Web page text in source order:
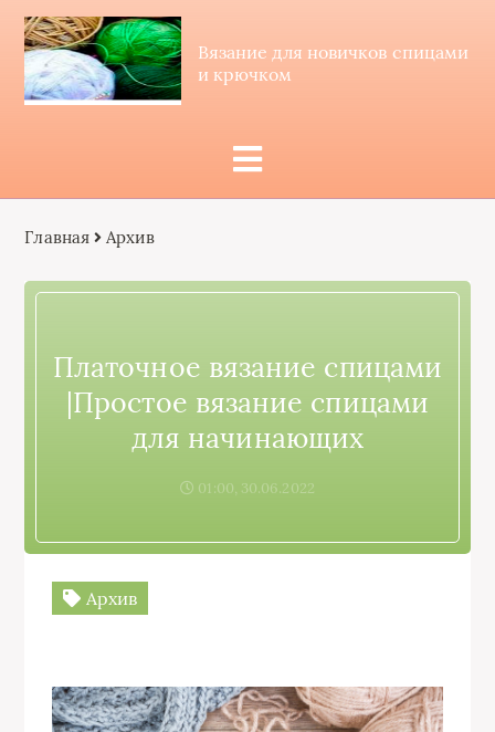
Вязание для новичков спицами
и крючком
Главная Архив
Платочное вязание спицами
|Простое вязание спицами
для начинающих
01:00, 30.06.2022
Архив